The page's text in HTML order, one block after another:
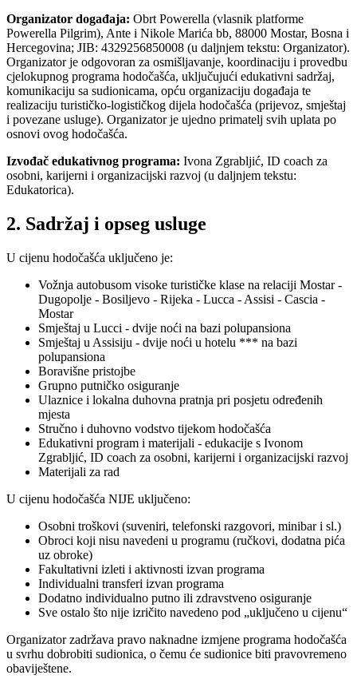
Organizator događaja: Obrt Powerella (vlasnik platforme
Powerella Pilgrim), Ante i Nikole Marića bb, 88000 Mostar, Bosna i
Hercegovina; JIB: 4329256850008 (u daljnjem tekstu: Organizator).
Organizator je odgovoran za osmišljavanje, koordinaciju i provedbu
cjelokupnog programa hodočašća, uključujući edukativni sadržaj,
komunikaciju sa sudionicama, opću organizaciju događaja te
realizaciju turističko-logističkog dijela hodočašća (prijevoz, smještaj
i povezane usluge). Organizator je ujedno primatelj svih uplata po
osnovi ovog hodočašća.
Izvođač edukativnog programa: Ivona Zgrabljić, ID coach za
osobni, karijerni i organizacijski razvoj (u daljnjem tekstu:
Edukatorica).
2. Sadržaj i opseg usluge
U cijenu hodočašća uključeno je:
Vožnja autobusom visoke turističke klase na relaciji Mostar -
Dugopolje - Bosiljevo - Rijeka - Lucca - Assisi - Cascia -
Mostar
Smještaj u Lucci - dvije noći na bazi polupansiona
Smještaj u Assisiju - dvije noći u hotelu *** na bazi
polupansiona
Boravišne pristojbe
Grupno putničko osiguranje
Ulaznice i lokalna duhovna pratnja pri posjetu određenih
mjesta
Stručno i duhovno vodstvo tijekom hodočašća
Edukativni program i materijali - edukacije s Ivonom
Zgrabljić, ID coach za osobni, karijerni i organizacijski razvoj
Materijali za rad
U cijenu hodočašća NIJE uključeno:
Osobni troškovi (suveniri, telefonski razgovori, minibar i sl.)
Obroci koji nisu navedeni u programu (ručkovi, dodatna pića
uz obroke)
Fakultativni izleti i aktivnosti izvan programa
Individualni transferi izvan programa
Dodatno individualno putno ili zdravstveno osiguranje
Sve ostalo što nije izričito navedeno pod „uključeno u cijenu“
Organizator zadržava pravo naknadne izmjene programa hodočašća
u svrhu dobrobiti sudionica, o čemu će sudionice biti pravovremeno
obaviještene.